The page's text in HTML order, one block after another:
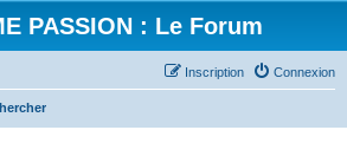
PASSION : Le Forum
Connexion
Inscription